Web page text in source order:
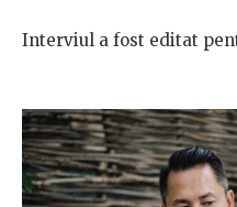
Interviul a fost editat